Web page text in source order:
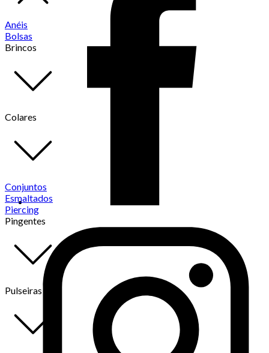
Anéis
Bolsas
Brincos
Colares
Conjuntos
Esmaltados
Piercing
Pingentes
Pulseiras